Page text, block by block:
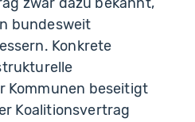
bundesweit
Konkrete
Kommunen beseitigt
Koalitionsvertrag